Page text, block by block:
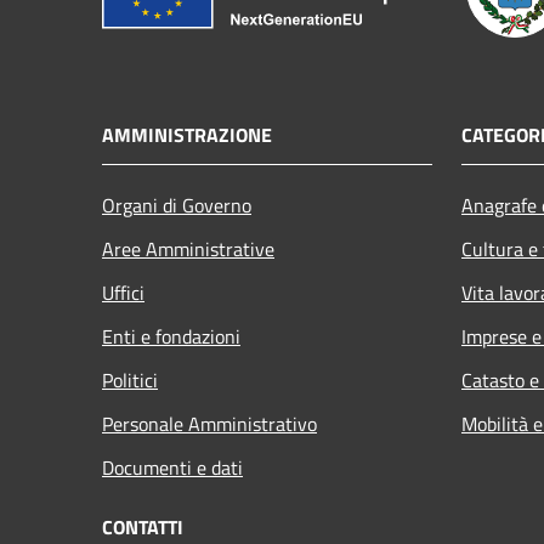
AMMINISTRAZIONE
Organi di Governo
Aree Amministrative
Uffici
Enti e fondazioni
Politici
Personale Amministrativo
Documenti e dati
Cultura
Vita
Imprese
Catasto
Mobilità
CONTATTI